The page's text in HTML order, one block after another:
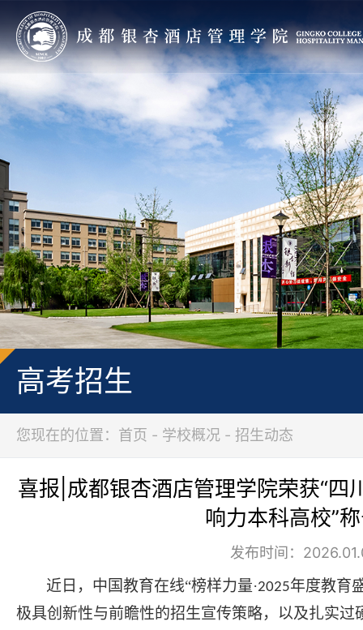
高考招生
您现在的位置：首页 - 学校概况 - 招生动态
喜报|成都银杏酒店管理学院荣获“
响力本科高校”
发布时间：
近日，中国教育在线“榜样力量·2025年度教育
极具创新性与前瞻性的招生宣传策略，以及扎实